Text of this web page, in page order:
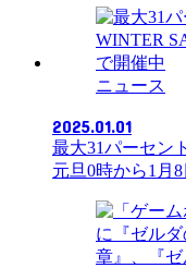
ニュース
2025.01.01
最大31パーセン
元旦0時から1月